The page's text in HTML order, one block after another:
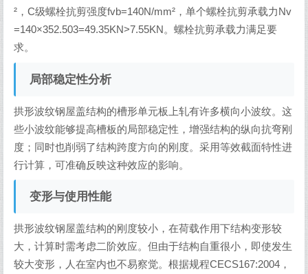
²，C级螺栓抗剪强度fvb=140N/mm²，单个螺栓抗剪承载力Nv
=140×352.503=49.35KN>7.55KN。螺栓抗剪承载力满足要
求。
局部稳定性分析
拱形波纹钢屋盖结构的槽形单元板上轧有许多横向小波纹。这
些小波纹能够提高槽板的局部稳定性，增强结构的纵向抗弯刚
度；同时也削弱了结构跨度方向的刚度。采用等效截面特性进
行计算，可准确反映这种效应的影响。
变形与使用性能
拱形波纹钢屋盖结构的刚度较小，在荷载作用下结构变形较
大，计算时需考虑二阶效应。但由于结构自重很小，即使发生
较大变形，人在室内也不易察觉。根据规程CECS167:2004，